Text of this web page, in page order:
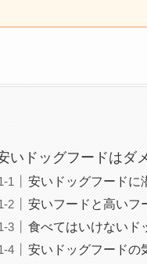
いドッグフードはダ
安いドッグフードに
安いフードと高いフ
食べてはいけないド
安いドッグフードの